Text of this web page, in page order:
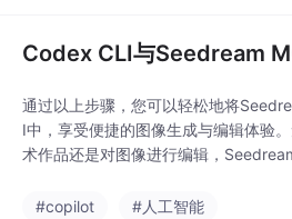
Codex CLI与Seedream
通过以上步骤，您可以轻松地将
I中，享受便捷的图像生成与编辑体验
术作品还是对图像进行编辑，
exCLI #SeedreamMCP
#copilot #人工智能